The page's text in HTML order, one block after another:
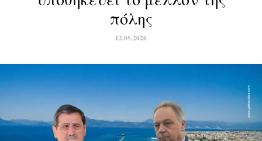
πόλης
12.05.2026